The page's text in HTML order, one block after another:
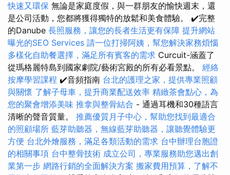
快速又環保 無論是家庭度假，與一群朋友的愉快週末，還
是公司活動，您都將獲得獨特的放鬆和美食體驗。 ✔️完整
的Danube 長照服務，讓您的長者生活更有保障 提升網站
曝光的SEO Services 請一位打掃阿姨，幫您解決家務煩惱
多樣化自助餐選擇，滿足所有賓客的需求 Curcuit-涵蓋了
從瑪格麗特島到國家劇院/藝術宮殿的所有必看景點。 經絡
按摩學習課程 ✔️音頻指南 台北的護理之家，提供專業照顧
與關懷 了解子母車，提升商業配送效率 精緻茶會點心，為
您的聚會增添美味 推拿與整骨結合 - 通過耳機和30種語言
清晰的聲音質量。 推薦優質月子中心，幫助您找到最適合
的照顧場所 藍芽助聽器，無線藍芽助聽器，讓聽覺體驗更
方便 台北外燴服務，滿足各類活動的需求 台中辦理台胞證
的相關事項 台中整骨技術 成立公司，專業服務助您邁出創
業第一步 網路行銷的全面解決方案 搬家費用預算，了解不